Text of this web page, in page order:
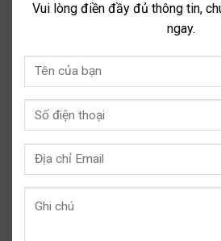
Vui lòng điền đầy đủ thông tin,
ngay.